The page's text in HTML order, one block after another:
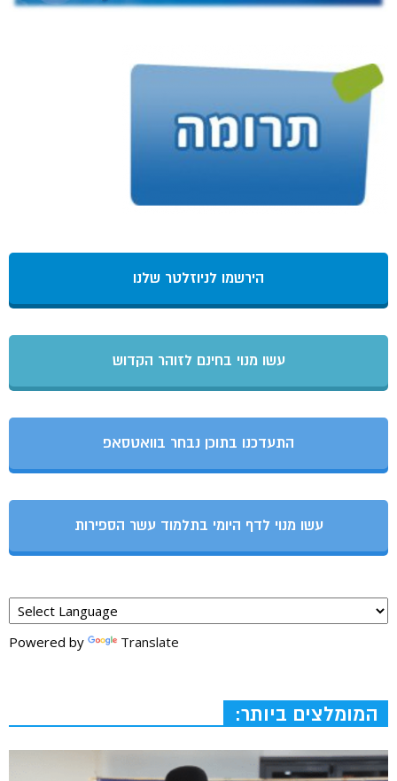
הירשמו לניוזלטר שלנו
עשו מנוי בחינם לזוהר הקדוש
התעדכנו בתוכן נבחר בוואטסאפ
עשו מנוי לדף היומי בתלמוד עשר הספירות
Powered by Translate
המומלצים ביותר: